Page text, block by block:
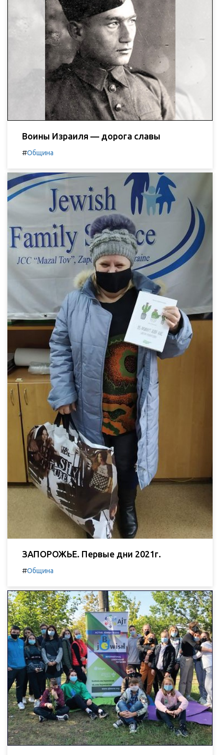
Воины Израиля — дорога славы
#Община
ЗАПОРОЖЬЕ. Первые дни 2021г.
#Община